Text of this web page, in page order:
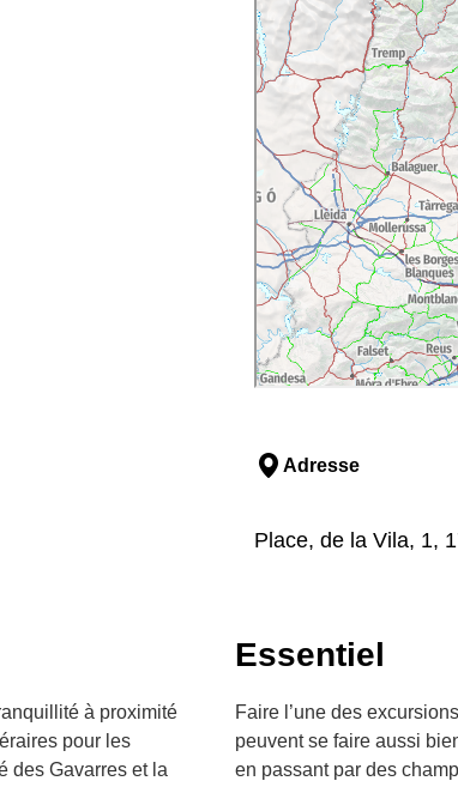
Adresse
Place, de la Vila, 1,
à proximité
pour les
des Gavarres et la
Essentiel
Faire l’une des
peuvent se faire aussi
en passant par des